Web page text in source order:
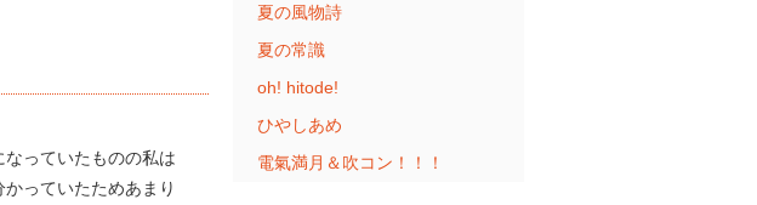
っていたものの私は
っていたためあまり
夏の風物詩
夏の常識
oh! hitode!
ひやしあめ
電氣満月＆吹コン！！！